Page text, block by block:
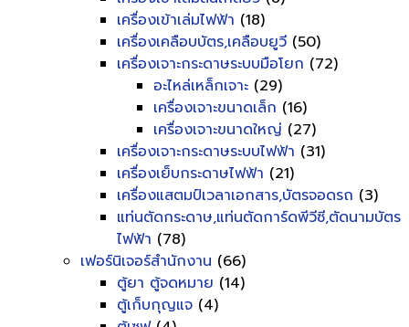
เครื่องเข้าเล่มไฟฟ้า (18)
เครื่องเคลือบบัตร,เคลือบยูวี (50)
เครื่องเจาะกระดาษระบบมือโยก (72)
อะไหล่เหล็กเจาะ (29)
เครื่องเจาะขนาดเล็ก (16)
เครื่องเจาะขนาดใหญ่ (27)
เครื่องเจาะกระดาษระบบไฟฟ้า (31)
เครื่องเย็บกระดาษไฟฟ้า (21)
เครื่องแสตมป์เวลาเอกสาร,บัตรจอดรถ (3)
แท่นตัดกระดาษ,แท่นตัดการ์ดพีวีซี,ตัดนามบัตร
ไฟฟ้า (78)
เฟอร์นิเจอร์สำนักงาน (66)
ตู้ยา ตู้จดหมาย (14)
ตู้เก็บกุญแจ (4)